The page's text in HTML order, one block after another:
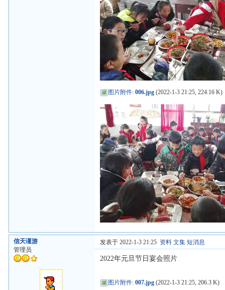
图片附件:006.jpg (2022-1-3 21:25, 224.16 K)
信天谨游
管理员
发表于 2022-1-3 21:25 资料 文集 短消息
2022年元旦节日宴会照片
图片附件:007.jpg (2022-1-3 21:25, 206.3 K)